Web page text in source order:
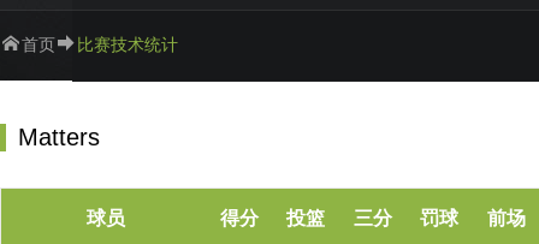
首页 比赛技术统计
Matters
球员 得分 投篮 三分 罚球 前场